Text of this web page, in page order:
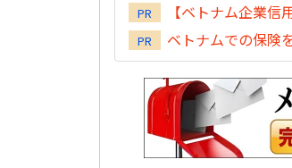
PR 【ベトナム企業
PR ベトナムでの保険